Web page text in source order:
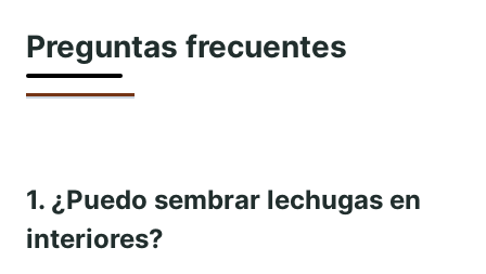
Preguntas frecuentes
1. ¿Puedo sembrar lechugas en
interiores?